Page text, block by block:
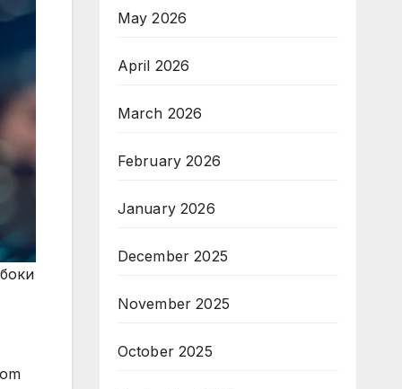
May 2026
April 2026
March 2026
February 2026
January 2026
December 2025
November 2025
October 2025